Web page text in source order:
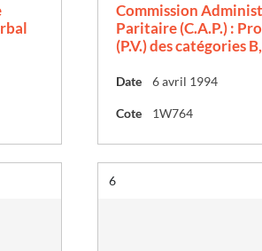
Commission
Paritaire (C.A.P.) :
(P.V.) des catégories
Date 6 avril 1994
Cote 1W764
Résultat n°
6